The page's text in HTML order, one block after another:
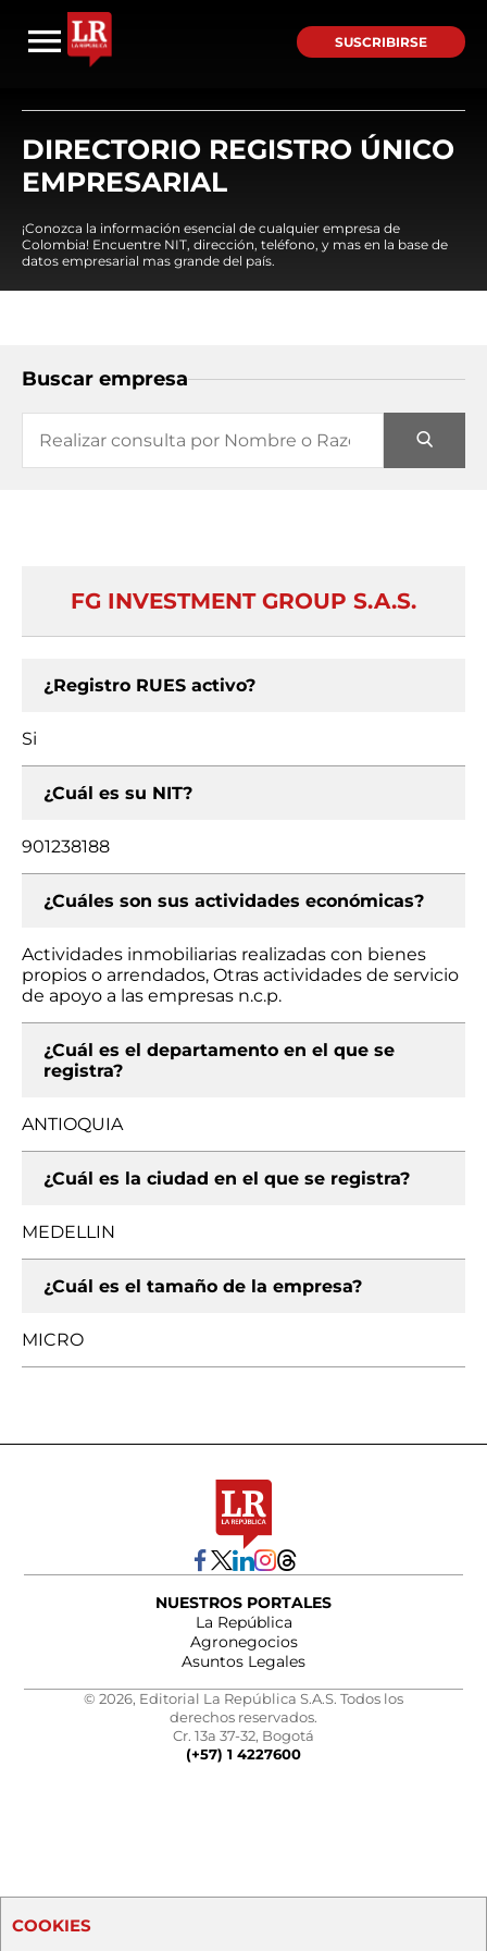
SUSCRIBIRSE
DIRECTORIO REGISTRO ÚNICO
EMPRESARIAL
¡Conozca la información esencial de cualquier empresa de
Colombia! Encuentre NIT, dirección, teléfono, y mas en la base de
datos empresarial mas grande del país.
Buscar empresa
FG INVESTMENT GROUP S.A.S.
¿Registro RUES activo?
Si
¿Cuál es su NIT?
901238188
¿Cuáles son sus actividades económicas?
Actividades inmobiliarias realizadas con bienes
propios o arrendados, Otras actividades de servicio
de apoyo a las empresas n.c.p.
¿Cuál es el departamento en el que se
registra?
ANTIOQUIA
¿Cuál es la ciudad en el que se registra?
MEDELLIN
¿Cuál es el tamaño de la empresa?
MICRO
NUESTROS PORTALES
La República
Agronegocios
Asuntos Legales
© 2026, Editorial La República S.A.S. Todos los
derechos reservados.
Cr. 13a 37-32, Bogotá
(+57) 1 4227600
COOKIES